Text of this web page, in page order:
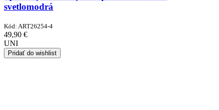
svetlomodrá
Kód: ART26254-4
49,90 €
UNI
Pridať do wishlist